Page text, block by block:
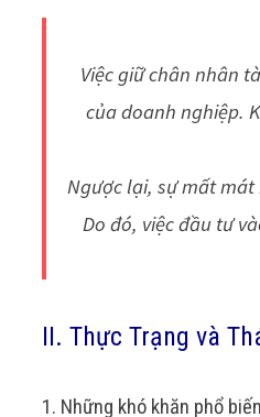
Việc giữ chân nhân
của doanh nghiệp.
Ngược lại, sự mất
Do đó, việc đầu tư
II. Thực Trạng và
1. Những khó khăn phổ